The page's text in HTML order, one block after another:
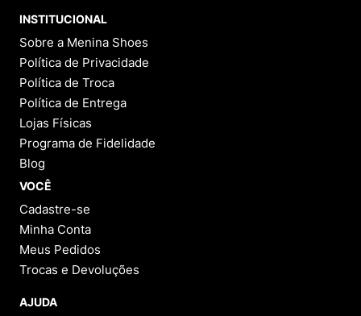
INSTITUCIONAL
Sobre a Menina Shoes
Política de Privacidade
Política de Troca
Política de Entrega
Lojas Físicas
Programa de Fidelidade
Blog
VOCÊ
Cadastre-se
Minha Conta
Meus Pedidos
Trocas e Devoluções
AJUDA